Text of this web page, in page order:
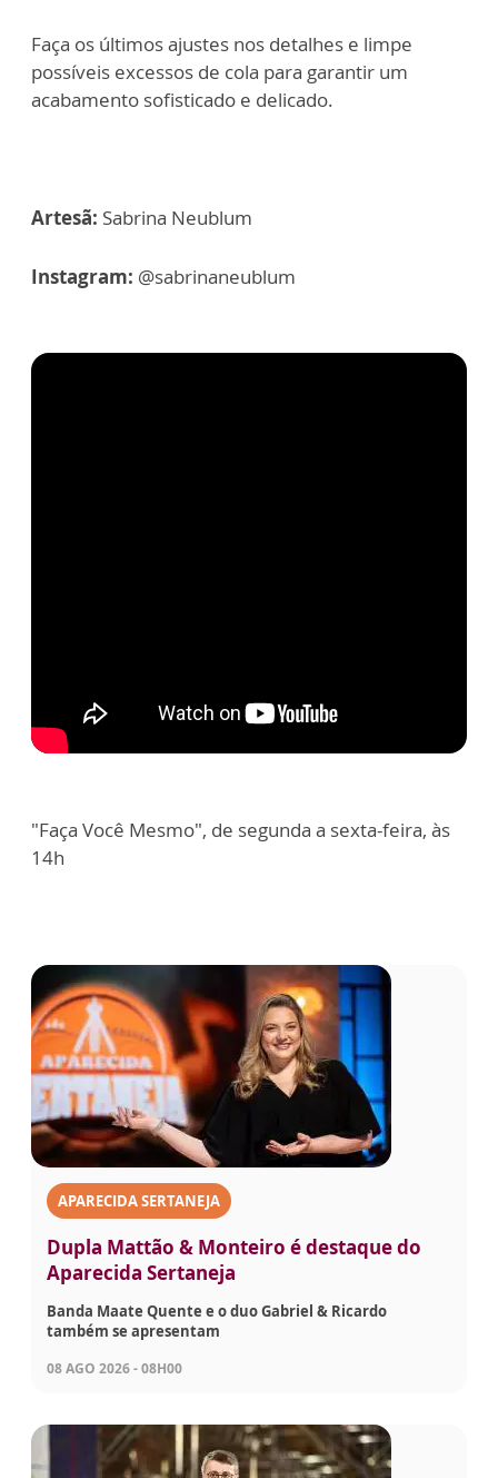
Faça os últimos ajustes nos detalhes e limpe
possíveis excessos de cola para garantir um
acabamento sofisticado e delicado.
Artesã: Sabrina Neublum
Instagram: @sabrinaneublum
"Faça Você Mesmo", de segunda a sexta-feira, às
14h
APARECIDA SERTANEJA
Dupla Mattão & Monteiro é destaque do
Aparecida Sertaneja
Banda Maate Quente e o duo Gabriel & Ricardo
também se apresentam
08 AGO 2026 - 08H00